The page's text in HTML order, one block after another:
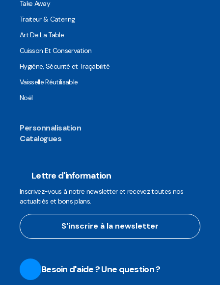
Take Away
Traiteur & Catering
Art De La Table
Cuisson Et Conservation
Hygiène, Sécurité et Traçabilité
Vaisselle Réutilisable
Noël
Personnalisation
Catalogues
Lettre d'information
Inscrivez-vous à notre newsletter et recevez toutes nos
actualtiés et bons plans.
S'inscrire à la newsletter
Besoin d'aide ? Une question ?